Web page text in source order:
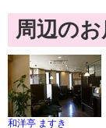
周辺の
和洋亭 ますき